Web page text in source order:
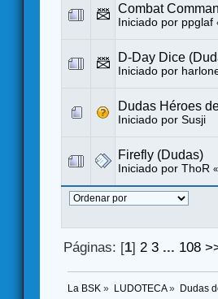
Combat
Iniciado por ppglaf
D-Day Dice
Iniciado por
Dudas Héroes
Iniciado por Susji
Firefly (Dudas)
Iniciado por ThoR «
Páginas: [1] 2 3 ... 108
La BSK » LUDOTECA» Dudas